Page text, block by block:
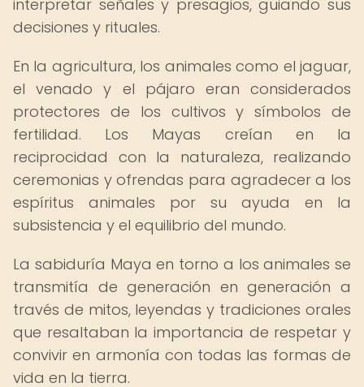
interpretar señales y presagios, guiando sus
decisiones y rituales.
En la agricultura, los animales como el jaguar,
el venado y el pájaro eran considerados
protectores de los cultivos y símbolos de
fertilidad. Los Mayas creían en la
reciprocidad con la naturaleza, realizando
ceremonias y ofrendas para agradecer a los
espíritus animales por su ayuda en la
subsistencia y el equilibrio del mundo.
La sabiduría Maya en torno a los animales se
transmitía de generación en generación a
través de mitos, leyendas y tradiciones orales
que resaltaban la importancia de respetar y
convivir en armonía con todas las formas de
vida en la tierra.